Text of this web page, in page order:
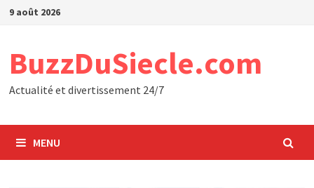
Passer
9 août 2026
BuzzDuSiecle.com
Actualité et divertissement 24/7
MENU